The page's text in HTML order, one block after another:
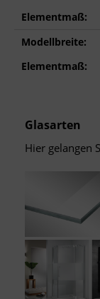
Elementmaß:
Modellbreite:
Elementmaß:
Glasarten
Hier gelangen